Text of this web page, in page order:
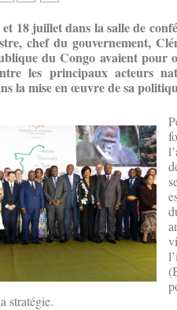
et 18 juillet dans la salle de
chef du gouvernement,
du Congo avaient pour
les principaux acteurs
la mise en œuvre de sa
stratégie.